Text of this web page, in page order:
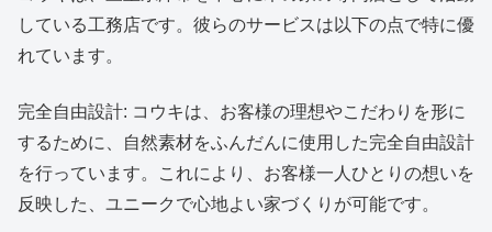
している工務店です。彼らのサービスは以下の点で特に優
れています。
完全自由設計: コウキは、お客様の理想やこだわりを形に
するために、自然素材をふんだんに使用した完全自由設計
を行っています。これにより、お客様一人ひとりの想いを
反映した、ユニークで心地よい家づくりが可能です。